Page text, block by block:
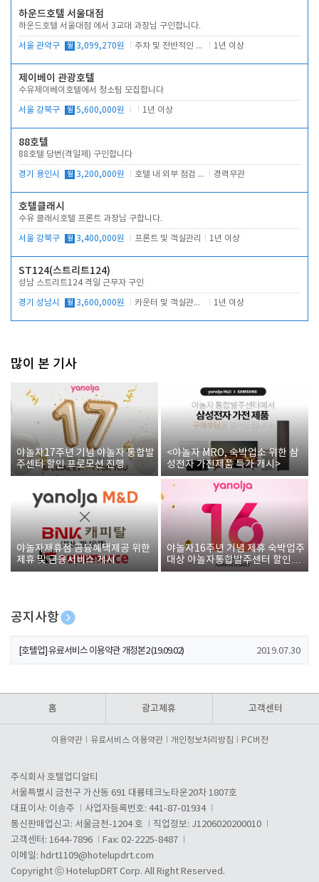
하운드호텔 서울대점
하운드호텔 서울대점 에서 3교대 과장님 구인합니다.
서울 관악구 월 3,099,270원 주차 및 전반적인 당번업무 1년 이상
제이베이 관광호텔
수유제이베이호텔에서 청소팀 모집합니다
서울 강북구 월 5,600,000원 1년 이상
88호텔
88호텔 당번(격일제) 구인합니다
경기 용인시 월 3,200,000원 호텔 내 외부 점검 및 프런트 운영 경력무관
호텔클래시
수유 클래시호텔 프론트 과장님 구합니다.
서울 강북구 월 3,400,000원 프론트 및 객실관리 1년 이상
ST124(스트리트124)
성남 스트리트124 격일 근무자 구인
경기 성남시 월 3,600,000원 카운터 및 객실관리 전반 1년 이상
많이 본 기사
야놀자17주년 기념 야놀자 통합발
주센터 할인 프로모션 진행
<야놀자 MRO, 숙박업소 위한 삼
성전자 가전제품 특가 개시>
야놀자제휴점 금융혜택제공 위한
제휴 및 금융서비스 게시
야놀자16주년 기념 제휴 숙박업주
대상 야놀자통합발주센터 할인쿠
폰 증정
공지사항
[호텔업] 개인정보 처리방침 개정본1 (19.09.02)
[호텔업] 유료서비스 이용약관 개정본2 (19.09.02) 2019.07.30
홈 광고제휴 고객센터
이용약관 유료서비스 이용약관 개인정보처리방침 PC버전
주식회사 호텔업디알티
서울특별시 금천구 가산동 691 대륭테크노타운20차 1807호
대표이사: 이송주
사업자등록번호: 441-87-01934
통신판매업신고: 서울금천-1204 호
직업정보: J1206020200010
고객센터: 1644-7896
Fax: 02-2225-8487
이메일: hdrt1109@hotelupdrt.com
Copyright ⓒ HotelupDRT Corp. All Right Reserved.